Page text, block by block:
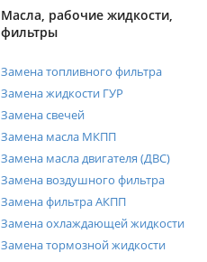
Масла, рабочие жидкости,
фильтры
Замена топливного фильтра
Замена жидкости ГУР
Замена свечей
Замена масла МКПП
Замена масла двигателя (ДВС)
Замена воздушного фильтра
Замена фильтра АКПП
Замена охлаждающей жидкости
Замена тормозной жидкости